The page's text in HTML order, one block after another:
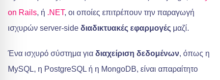
on Rails, ή .NET, οι οποίες επιτρέπουν την παραγωγή
ισχυρών server-side διαδικτυακές εφαρμογές μαζί.
Ένα ισχυρό σύστημα για διαχείριση δεδομένων, όπως η
MySQL, η PostgreSQL ή η MongoDB, είναι απαραίτητο